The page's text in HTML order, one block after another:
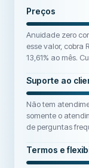
Preços
Anuidade zero
esse valor, cobra
13,61% ao mês.
Suporte ao
Não tem
somente o
de perguntas
Termos e